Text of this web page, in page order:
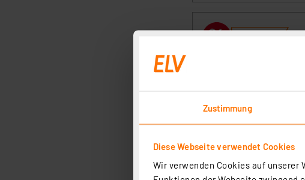
Zustimmung
Diese Webseite verwendet Cookies
Wir verwenden Cookies auf unserer